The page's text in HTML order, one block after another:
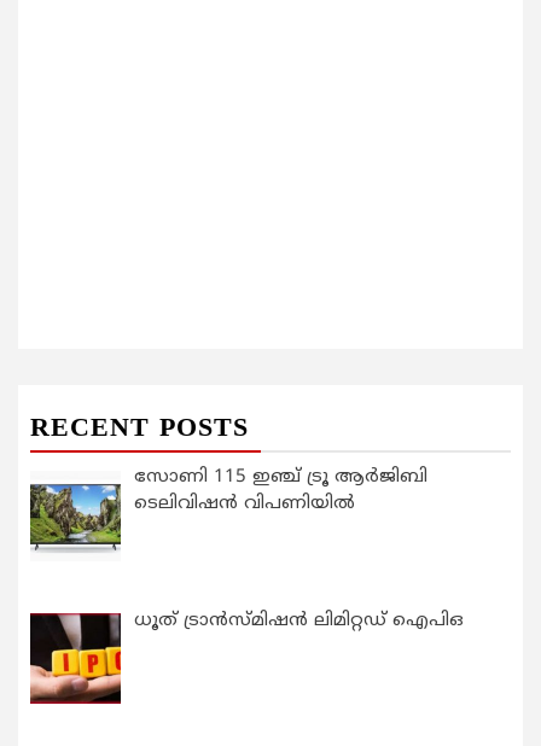
RECENT POSTS
സോണി 115 ഇഞ്ച് ട്രൂ ആർജിബി
ടെലിവിഷൻ വിപണിയിൽ
ധൂത് ട്രാൻസ്മിഷൻ ലിമിറ്റഡ് ഐപിഒ